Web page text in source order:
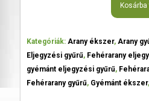
Kategóriák: Arany ékszer, Arany
Eljegyzési gyűrű, Fehérarany
gyémánt eljegyzési gyűrű,
Fehérarany gyűrű, Gyémánt ékszer,